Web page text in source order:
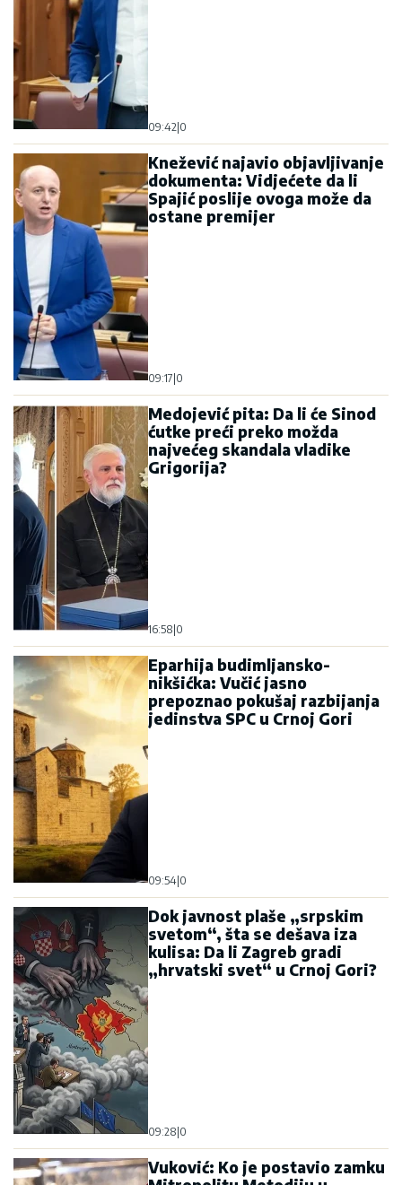
09:42 0
Knežević najavio objavljivanje
dokumenta: Vidjećete da li
Spajić poslije ovoga može da
ostane premijer
09:17 0
Medojević pita: Da li će Sinod
ćutke preći preko možda
najvećeg skandala vladike
Grigorija?
16:58 0
Eparhija budimljansko-
nikšićka: Vučić jasno
prepoznao pokušaj razbijanja
jedinstva SPC u Crnoj Gori
09:54 0
Dok javnost plaše „srpskim
svetom“, šta se dešava iza
kulisa: Da li Zagreb gradi
„hrvatski svet“ u Crnoj Gori?
09:28 0
Vuković: Ko je postavio zamku